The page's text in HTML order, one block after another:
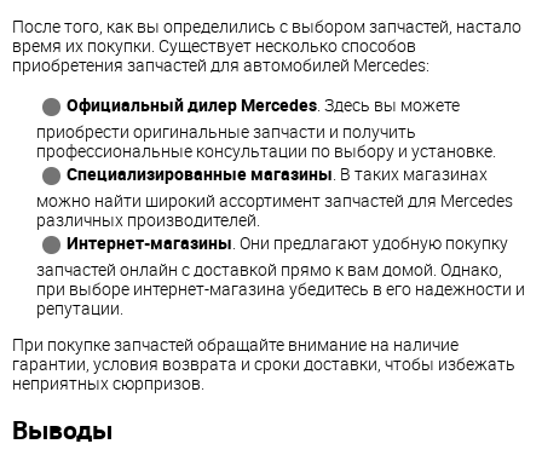
После того, как вы определились с выбором запчастей, настало
время их покупки. Существует несколько способов
приобретения запчастей для автомобилей Mercedes:
Официальный дилер Mercedes. Здесь вы можете
приобрести оригинальные запчасти и получить
профессиональные консультации по выбору и установке.
Специализированные магазины. В таких магазинах
можно найти широкий ассортимент запчастей для Mercedes
различных производителей.
Интернет-магазины. Они предлагают удобную покупку
запчастей онлайн с доставкой прямо к вам домой. Однако,
при выборе интернет-магазина убедитесь в его надежности и
репутации.
При покупке запчастей обращайте внимание на наличие
гарантии, условия возврата и сроки доставки, чтобы избежать
неприятных сюрпризов.
Выводы